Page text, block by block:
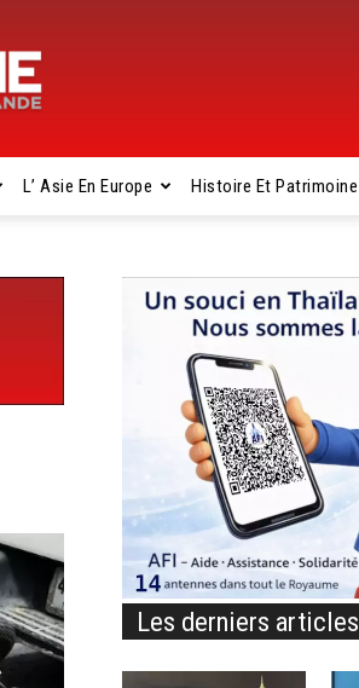
L’ Asie En Europe Histoire Et Patrimoine
Les derniers articles